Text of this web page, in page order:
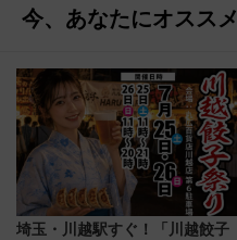
今、あなたにオススメ
埼玉・川越駅すぐ！「川越餃子